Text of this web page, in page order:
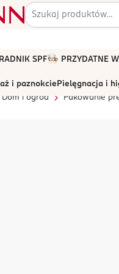
SPF🧑🏻‍🍳 PRZYDATNE
i paznokcie Pielęgnacja i
Dom i ogród Pakowanie